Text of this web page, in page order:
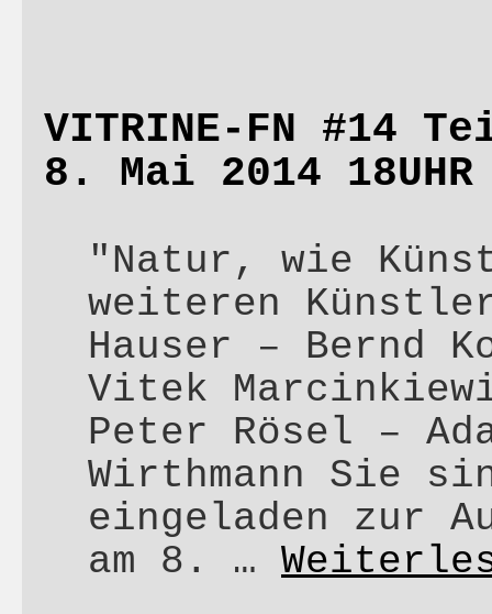
VITRINE-FN #14
8. Mai 2014 18UHR
"Natur, wie
weiteren
Hauser – Bernd
Vitek
Peter Rösel –
Wirthmann Sie
eingeladen zur
am 8. …